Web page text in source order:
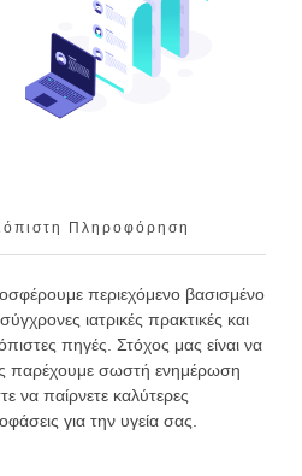
Πληροφόρηση
περιεχόμενο βασισμένο
ιατρικές πρακτικές και
πηγές. Στόχος μας είναι να
παρέχουμε σωστή ενημέρωση
να παίρνετε καλύτερες
για την υγεία σας.